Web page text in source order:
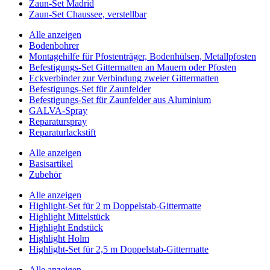
Zaun-Set Madrid
Zaun-Set Chaussee, verstellbar
Alle anzeigen
Bodenbohrer
Montagehilfe für Pfostenträger, Bodenhülsen, Metallpfosten
Befestigungs-Set Gittermatten an Mauern oder Pfosten
Eckverbinder zur Verbindung zweier Gittermatten
Befestigungs-Set für Zaunfelder
Befestigungs-Set für Zaunfelder aus Aluminium
GALVA-Spray
Reparaturspray
Reparaturlackstift
Alle anzeigen
Basisartikel
Zubehör
Alle anzeigen
Highlight-Set für 2 m Doppelstab-Gittermatte
Highlight Mittelstück
Highlight Endstück
Highlight Holm
Highlight-Set für 2,5 m Doppelstab-Gittermatte